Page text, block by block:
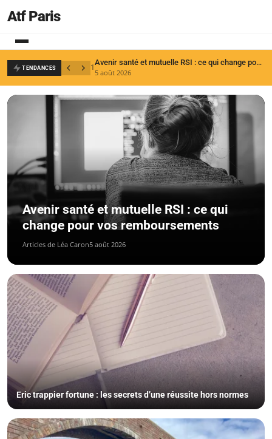
Atf Paris
TENDANCES 1
Avenir santé et mutuelle RSI : ce qui change pour vos remboursements
5 août 2026
Avenir santé et mutuelle RSI : ce qui
change pour vos remboursements
Articles de Léa Caron5 août 2026
Eric trappier fortune : les secrets d’une réussite hors normes